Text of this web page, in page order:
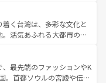
リカ
てほしい。
を迎えてくれるハワイの
ハワイアンミュージッ
べてがハワイの魅力を彩
報
しい。
るウルル（エアーズロッ
やケアンズの熱帯雨林な
カフェやワイン、オージ
おり、サーフィンやダイ
ドア好きにはたまらな
を存分に味わいつくそ
く台湾は、多彩な文化と
活気あふれる大都市の台
湾東部など、都市の喧騒
訪れる人に新しい発見と
奥深い台湾の食文化も魅
最先端のファッションやK
。首都ソウルの宮殿や伝統